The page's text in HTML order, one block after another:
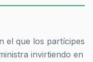
el que los partícipes
invirtiendo en